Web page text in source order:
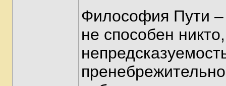
Философия Пути –
не способен